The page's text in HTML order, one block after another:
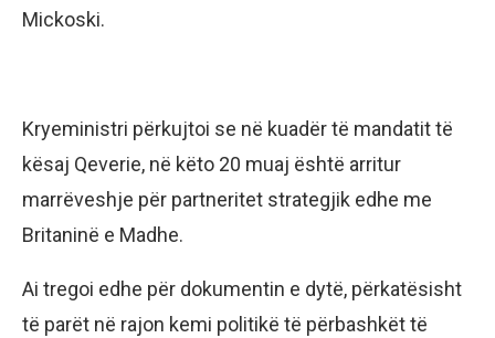
Mickoski.
Kryeministri përkujtoi se në kuadër të mandatit të
kësaj Qeverie, në këto 20 muaj është arritur
marrëveshje për partneritet strategjik edhe me
Britaninë e Madhe.
Ai tregoi edhe për dokumentin e dytë, përkatësisht
të parët në rajon kemi politikë të përbashkët të